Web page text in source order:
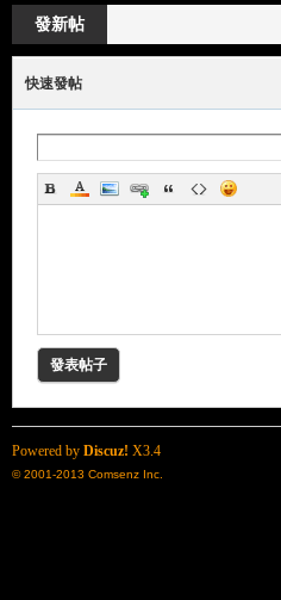
發新帖
快速發帖
發表帖子
Powered by Discuz! X3.4
© 2001-2013 Comsenz Inc.